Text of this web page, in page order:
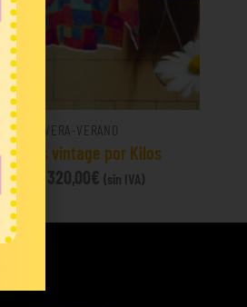
PRIMAVERA-VERANO
vintage por Kilos
320,00€ (sin IVA)